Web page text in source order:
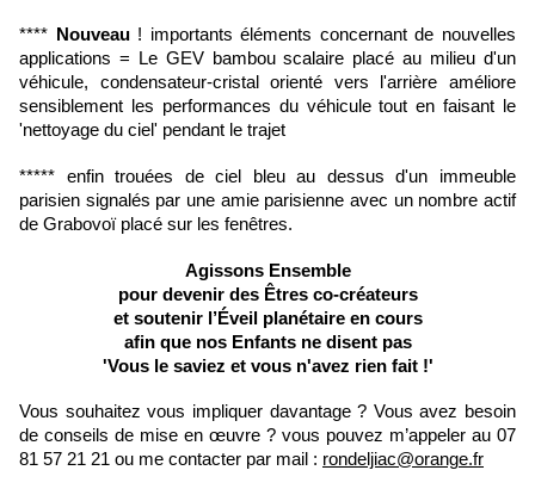
**** Nouveau! importants éléments concernant de nouvelles
applications = Le GEV bambou scalaire placé au milieu d'un
véhicule, condensateur-cristal orienté vers l'arrière améliore
sensiblement les performances du véhicule tout en faisant le
'nettoyage du ciel' pendant le trajet
***** enfin trouées de ciel bleu au dessus d'un immeuble
parisien signalés par une amie parisienne avec un nombre actif
de Grabovoï placé sur les fenêtres.
Agissons Ensemble
pour devenir des Êtres co-créateurs
et soutenir l’Éveil planétaire en cours
afin que nos Enfants ne disent pas
'Vous le saviez et vous n'avez rien fait !'
Vous souhaitez vous impliquer davantage ? Vous avez besoin
de conseils de mise en œuvre ? vous pouvez m’appeler au 07
81 57 21 21 ou me contacter par mail : rondeljiac@orange.fr